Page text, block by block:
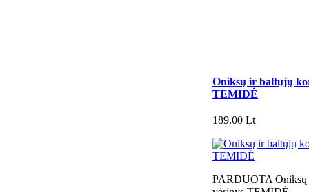
Oniksų ir baltųjų
TEMIDĖ
189.00 Lt
PARDUOTA Oniksų